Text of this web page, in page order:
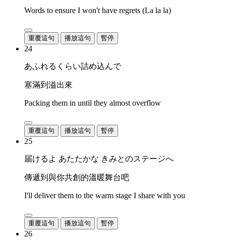
Words to ensure I won't have regrets (La la la)
重覆這句 播放這句 暫停
24
あふれるくらい詰め込んで
塞滿到溢出來
Packing them in until they almost overflow
重覆這句 播放這句 暫停
25
届けるよ あたたかな きみとのステージへ
傳遞到與你共創的溫暖舞台吧
I'll deliver them to the warm stage I share with you
重覆這句 播放這句 暫停
26